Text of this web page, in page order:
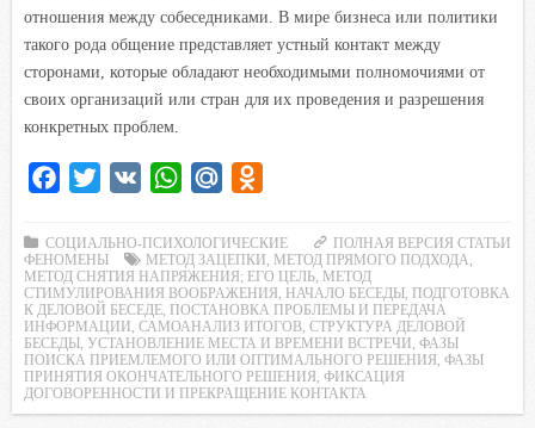
отношения между собеседниками. В мире бизнеса или политики
такого рода общение представляет устный контакт между
сторонами, которые обладают необходимыми полномочиями от
своих организаций или стран для их проведения и разрешения
конкретных проблем.
c
e
b
o
o
k
i
t
t
e
r
W
a
t
s
A
p
p
i
l
.
R
u
n
o
k
l
a
s
ПОЛНАЯ ВЕРСИЯ СТАТЬИ
СОЦИАЛЬНО-ПСИХОЛОГИЧЕСКИЕ
ФЕНОМЕНЫ
МЕТОД ЗАЦЕПКИ МЕТОД ПРЯМОГО ПОДХОДА
МЕТОД СНЯТИЯ НАПРЯЖЕНИЯ; ЕГО ЦЕЛЬ
МЕТОД
СТИМУЛИРОВАНИЯ ВООБРАЖЕНИЯ
НАЧАЛО БЕСЕДЫ
ПОДГОТОВКА
К ДЕЛОВОЙ БЕСЕДЕ
ПОСТАНОВКА ПРОБЛЕМЫ И ПЕРЕДАЧА
ИНФОРМАЦИИ САМОАНАЛИЗ ИТОГОВ СТРУКТУРА ДЕЛОВОЙ
БЕСЕДЫ УСТАНОВЛЕНИЕ МЕСТА И ВРЕМЕНИ ВСТРЕЧИ ФАЗЫ
ПОИСКА ПРИЕМЛЕМОГО ИЛИ ОПТИМАЛЬНОГО РЕШЕНИЯ
ФАЗЫ
ПРИНЯТИЯ ОКОНЧАТЕЛЬНОГО РЕШЕНИЯ
ФИКСАЦИЯ
ДОГОВОРЕННОСТИ И ПРЕКРАЩЕНИЕ КОНТАКТА